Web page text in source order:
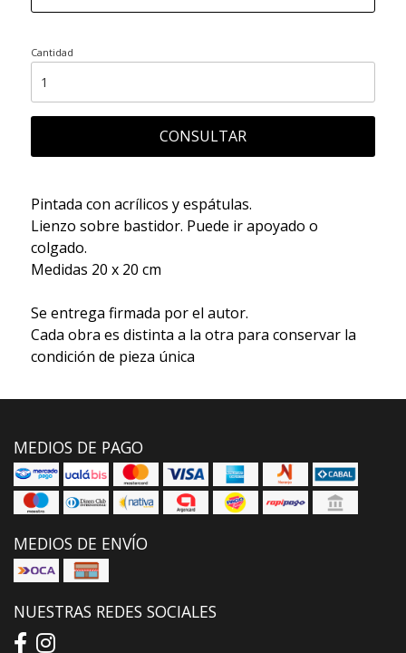
Cantidad
CONSULTAR
Pintada con acrílicos y espátulas.
Lienzo sobre bastidor. Puede ir apoyado o
colgado.
Medidas 20 x 20 cm
Se entrega firmada por el autor.
Cada obra es distinta a la otra para conservar la
condición de pieza única
MEDIOS DE PAGO
MEDIOS DE ENVÍO
NUESTRAS REDES SOCIALES